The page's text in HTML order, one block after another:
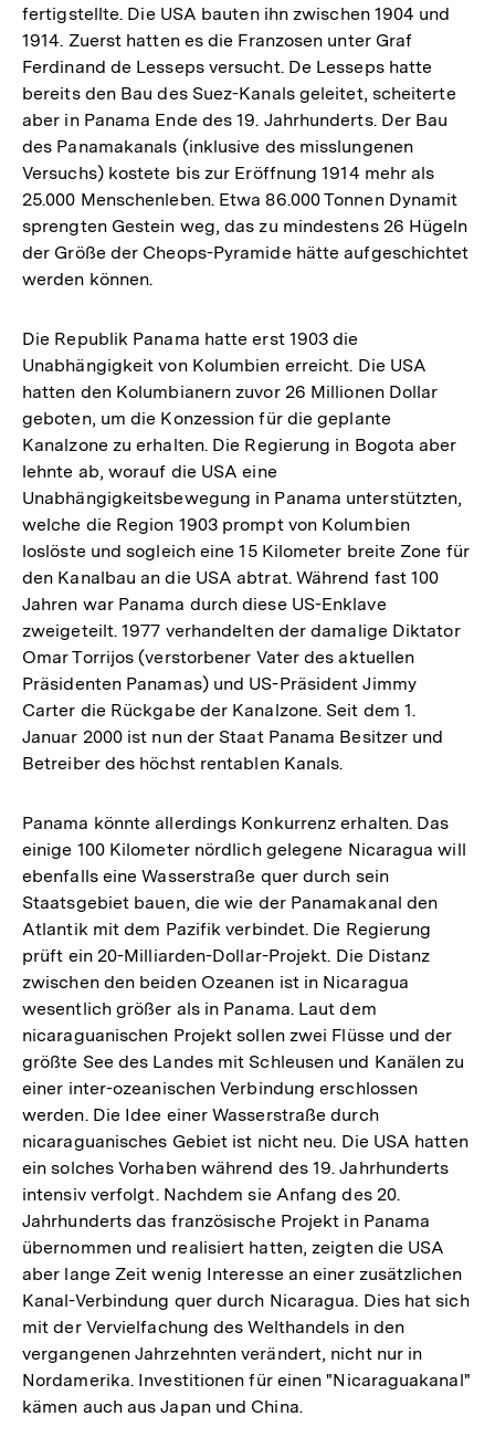
fertigstellte. Die USA bauten ihn zwischen 1904 und
1914. Zuerst hatten es die Franzosen unter Graf
Ferdinand de Lesseps versucht. De Lesseps hatte
bereits den Bau des Suez-Kanals geleitet, scheiterte
aber in Panama Ende des 19. Jahrhunderts. Der Bau
des Panamakanals (inklusive des misslungenen
Versuchs) kostete bis zur Eröffnung 1914 mehr als
25.000 Menschenleben. Etwa 86.000 Tonnen Dynamit
sprengten Gestein weg, das zu mindestens 26 Hügeln
der Größe der Cheops-Pyramide hätte aufgeschichtet
werden können.
Die Republik Panama hatte erst 1903 die
Unabhängigkeit von Kolumbien erreicht. Die USA
hatten den Kolumbianern zuvor 26 Millionen Dollar
geboten, um die Konzession für die geplante
Kanalzone zu erhalten. Die Regierung in Bogota aber
lehnte ab, worauf die USA eine
Unabhängigkeitsbewegung in Panama unterstützten,
welche die Region 1903 prompt von Kolumbien
loslöste und sogleich eine 15 Kilometer breite Zone für
den Kanalbau an die USA abtrat. Während fast 100
Jahren war Panama durch diese US-Enklave
zweigeteilt. 1977 verhandelten der damalige Diktator
Omar Torrijos (verstorbener Vater des aktuellen
Präsidenten Panamas) und US-Präsident Jimmy
Carter die Rückgabe der Kanalzone. Seit dem 1.
Januar 2000 ist nun der Staat Panama Besitzer und
Betreiber des höchst rentablen Kanals.
Panama könnte allerdings Konkurrenz erhalten. Das
einige 100 Kilometer nördlich gelegene Nicaragua will
ebenfalls eine Wasserstraße quer durch sein
Staatsgebiet bauen, die wie der Panamakanal den
Atlantik mit dem Pazifik verbindet. Die Regierung
prüft ein 20-Milliarden-Dollar-Projekt. Die Distanz
zwischen den beiden Ozeanen ist in Nicaragua
wesentlich größer als in Panama. Laut dem
nicaraguanischen Projekt sollen zwei Flüsse und der
größte See des Landes mit Schleusen und Kanälen zu
einer inter-ozeanischen Verbindung erschlossen
werden. Die Idee einer Wasserstraße durch
nicaraguanisches Gebiet ist nicht neu. Die USA hatten
ein solches Vorhaben während des 19. Jahrhunderts
intensiv verfolgt. Nachdem sie Anfang des 20.
Jahrhunderts das französische Projekt in Panama
übernommen und realisiert hatten, zeigten die USA
aber lange Zeit wenig Interesse an einer zusätzlichen
Kanal-Verbindung quer durch Nicaragua. Dies hat sich
mit der Vervielfachung des Welthandels in den
vergangenen Jahrzehnten verändert, nicht nur in
Nordamerika. Investitionen für einen "Nicaraguakanal"
kämen auch aus Japan und China.